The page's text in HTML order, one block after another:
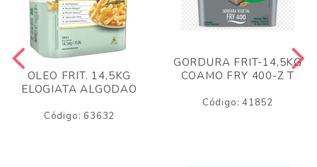
OLEO FRIT. 14,5KG
ELOGIATA ALGODAO
Código: 63632
GORDURA FRIT-14,5KG
COAMO FRY 400-Z T
Código: 41852